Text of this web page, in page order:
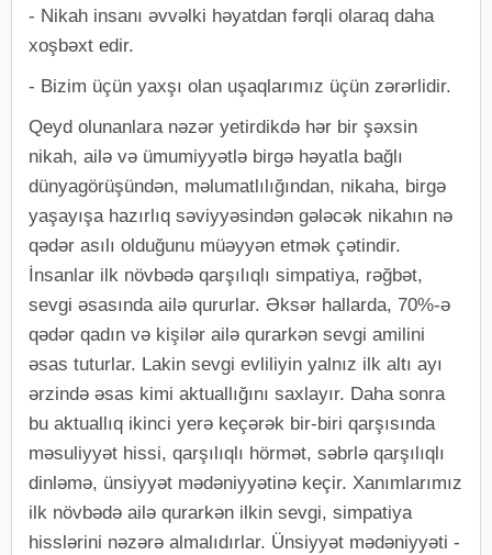
-​ Nikah insanı əvvəlki həyatdan fərqli olaraq daha
xoşbəxt edir.
-​ Bizim üçün yaxşı olan uşaqlarımız üçün zərərlidir.
Qeyd olunanlara nəzər yetirdikdə hər bir şəxsin
nikah, ailə və ümumiyyətlə birgə həyatla bağlı
dünyagörüşündən, məlumatlılığından, nikaha, birgə
yaşayışa hazırlıq səviyyəsindən gələcək nikahın nə
qədər asılı olduğunu müəyyən etmək çətindir.
İnsanlar ilk növbədə qarşılıqlı simpatiya, rəğbət,
sevgi əsasında ailə qururlar. Əksər hallarda, 70%-ə
qədər qadın və kişilər ailə qurarkən sevgi amilini
əsas tuturlar. Lakin sevgi evliliyin yalnız ilk altı ayı
ərzində əsas kimi aktuallığını saxlayır. Daha sonra
bu aktuallıq ikinci yerə keçərək bir-biri qarşısında
məsuliyyət hissi, qarşılıqlı hörmət, səbrlə qarşılıqlı
dinləmə, ünsiyyət mədəniyyətinə keçir. Xanımlarımız
ilk növbədə ailə qurarkən ilkin sevgi, simpatiya
hisslərini nəzərə almalıdırlar. Ünsiyyət mədəniyyəti -